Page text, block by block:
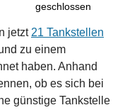
geschlossen
jetzt 21 Tankstellen
zu einem
haben. Anhand
ob es sich bei
günstige Tankstelle